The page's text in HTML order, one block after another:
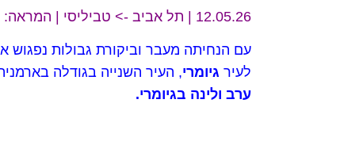
12.05.26 | תל אביב -> טביליסי | המראה: 06:00 נחיתה: 09:30
עם הנחיתה מעבר וביקורת גבולות
לעיר גיומרי, העיר השנייה בגודלה
ערב ולינה בגיומרי.